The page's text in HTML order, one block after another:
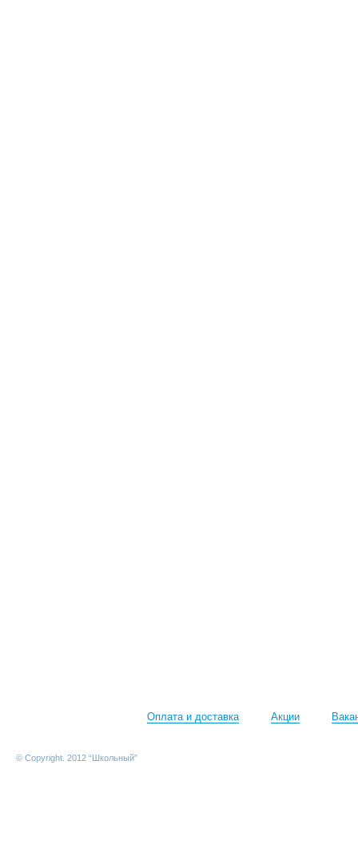
Оплата и доставка Акции
© Copyright. 2012 “Школьный”